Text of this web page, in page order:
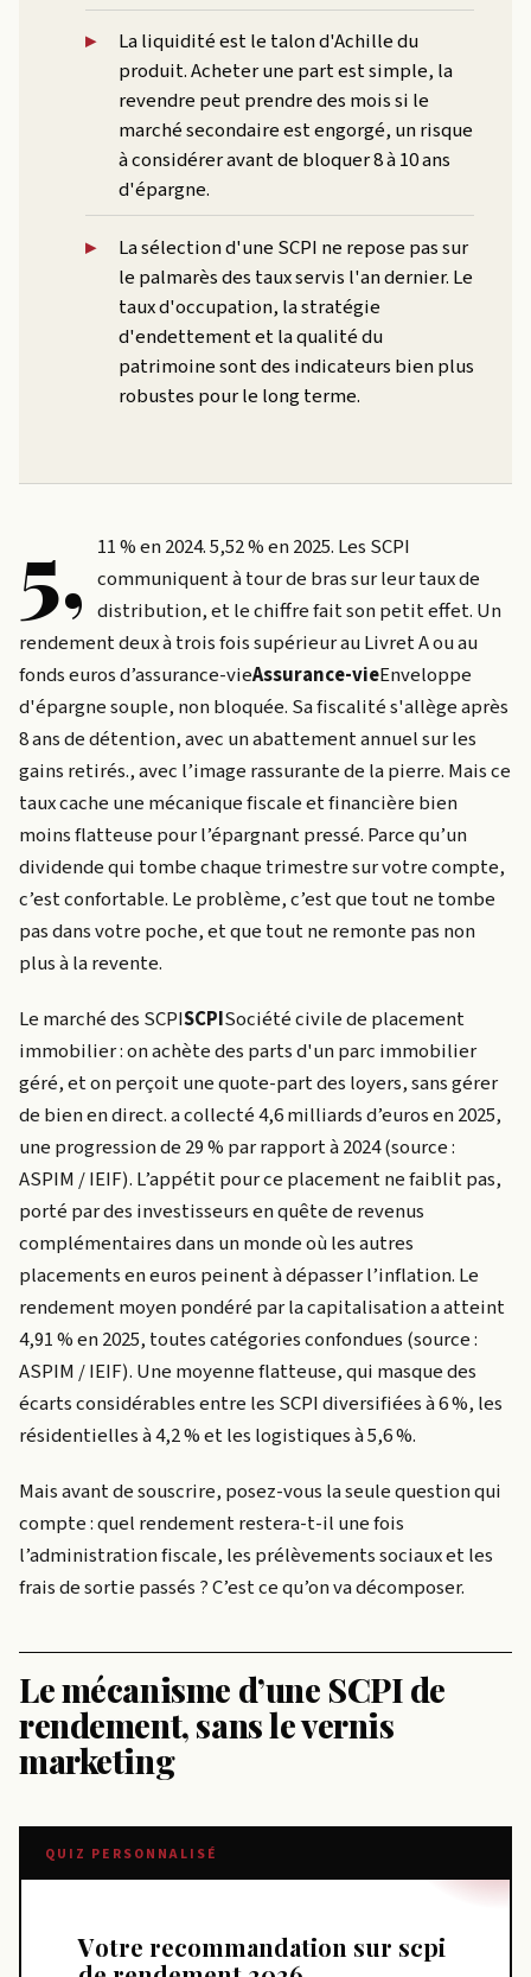
La liquidité est le talon d'Achille du
produit. Acheter une part est simple, la
revendre peut prendre des mois si le
marché secondaire est engorgé, un risque
à considérer avant de bloquer 8 à 10 ans
d'épargne.
La sélection d'une SCPI ne repose pas sur
le palmarès des taux servis l'an dernier. Le
taux d'occupation, la stratégie
d'endettement et la qualité du
patrimoine sont des indicateurs bien plus
robustes pour le long terme.
5, 11 % en 2024. 5,52 % en 2025. Les SCPI
communiquent à tour de bras sur leur taux de
distribution, et le chiffre fait son petit effet. Un
rendement deux à trois fois supérieur au Livret A ou au
fonds euros d’assurance-vieAssurance-vieEnveloppe
d'épargne souple, non bloquée. Sa fiscalité s'allège après
8 ans de détention, avec un abattement annuel sur les
gains retirés., avec l’image rassurante de la pierre. Mais ce
taux cache une mécanique fiscale et financière bien
moins flatteuse pour l’épargnant pressé. Parce qu’un
dividende qui tombe chaque trimestre sur votre compte,
c’est confortable. Le problème, c’est que tout ne tombe
pas dans votre poche, et que tout ne remonte pas non
plus à la revente.
Le marché des SCPISCPISociété civile de placement
immobilier : on achète des parts d'un parc immobilier
géré, et on perçoit une quote-part des loyers, sans gérer
de bien en direct.a collecté 4,6 milliards d’euros en 2025,
une progression de 29 % par rapport à 2024 (source :
ASPIM / IEIF). L’appétit pour ce placement ne faiblit pas,
porté par des investisseurs en quête de revenus
complémentaires dans un monde où les autres
placements en euros peinent à dépasser l’inflation. Le
rendement moyen pondéré par la capitalisation a atteint
4,91 % en 2025, toutes catégories confondues (source :
ASPIM / IEIF). Une moyenne flatteuse, qui masque des
écarts considérables entre les SCPI diversifiées à 6 %, les
résidentielles à 4,2 % et les logistiques à 5,6 %.
Mais avant de souscrire, posez-vous la seule question qui
compte : quel rendement restera-t-il une fois
l’administration fiscale, les prélèvements sociaux et les
frais de sortie passés ? C’est ce qu’on va décomposer.
Le mécanisme d’une SCPI de
rendement, sans le vernis
marketing
QUIZ PERSONNALISÉ
Votre recommandation sur scpi